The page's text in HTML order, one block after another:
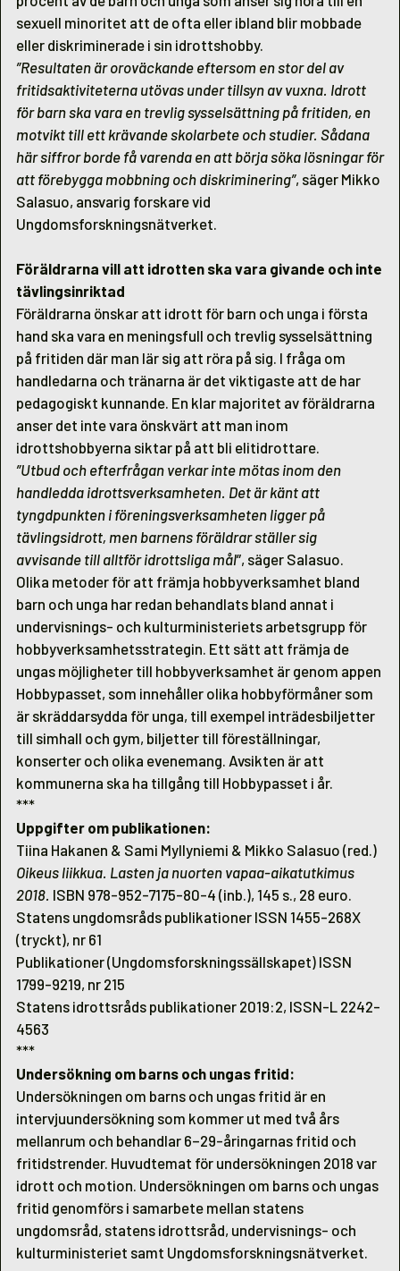
sexuell minoritet att de ofta eller ibland blir mobbade
eller diskriminerade i sin idrottshobby.
”Resultaten är oroväckande eftersom en stor del av
fritidsaktiviteterna utövas under tillsyn av vuxna. Idrott
för barn ska vara en trevlig sysselsättning på fritiden, en
motvikt till ett krävande skolarbete och studier. Sådana
här siffror borde få varenda en att börja söka lösningar för
att förebygga mobbning och diskriminering”, säger Mikko
Salasuo, ansvarig forskare vid
Ungdomsforskningsnätverket.
Föräldrarna vill att idrotten ska vara givande och inte
tävlingsinriktad
Föräldrarna önskar att idrott för barn och unga i första
hand ska vara en meningsfull och trevlig sysselsättning
på fritiden där man lär sig att röra på sig. I fråga om
handledarna och tränarna är det viktigaste att de har
pedagogiskt kunnande. En klar majoritet av föräldrarna
anser det inte vara önskvärt att man inom
idrottshobbyerna siktar på att bli elitidrottare.
”Utbud och efterfrågan verkar inte mötas inom den
handledda idrottsverksamheten. Det är känt att
tyngdpunkten i föreningsverksamheten ligger på
tävlingsidrott, men barnens föräldrar ställer sig
avvisande till alltför idrottsliga mål”, säger Salasuo.
Olika metoder för att främja hobbyverksamhet bland
barn och unga har redan behandlats bland annat i
undervisnings- och kulturministeriets arbetsgrupp för
hobbyverksamhetsstrategin. Ett sätt att främja de
ungas möjligheter till hobbyverksamhet är genom appen
Hobbypasset, som innehåller olika hobbyförmåner som
är skräddarsydda för unga, till exempel inträdesbiljetter
till simhall och gym, biljetter till föreställningar,
konserter och olika evenemang. Avsikten är att
kommunerna ska ha tillgång till Hobbypasset i år.
***
Uppgifter om publikationen:
Tiina Hakanen & Sami Myllyniemi & Mikko Salasuo (red.)
Oikeus liikkua. Lasten ja nuorten vapaa-aikatutkimus
2018. ISBN 978-952-7175-80-4 (inb.), 145 s., 28 euro.
Statens ungdomsråds publikationer ISSN 1455-268X
(tryckt), nr 61
Publikationer (Ungdomsforskningssällskapet) ISSN
1799-9219, nr 215
Statens idrottsråds publikationer 2019:2, ISSN-L 2242-
4563
***
Undersökning om barns och ungas fritid:
Undersökningen om barns och ungas fritid är en
intervjuundersökning som kommer ut med två års
mellanrum och behandlar 6–29-åringarnas fritid och
fritidstrender. Huvudtemat för undersökningen 2018 var
idrott och motion. Undersökningen om barns och ungas
fritid genomförs i samarbete mellan statens
ungdomsråd, statens idrottsråd, undervisnings- och
kulturministeriet samt Ungdomsforskningsnätverket.